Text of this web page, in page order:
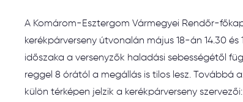
A Komárom-Esztergom Vármegyei Rendőr-
kerékpárverseny útvonalán május 18-án 14.30
időszaka a versenyzők haladási sebességétől
reggel 8 órától a megállás is tilos lesz. Továbbá
külön térképen jelzik a kerékpárverseny szervezői: